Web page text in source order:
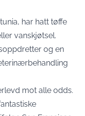
har hatt tøffe
vanskjøtsel.
og en
mot alle odds.